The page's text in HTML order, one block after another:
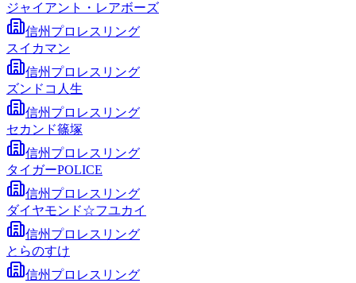
ジャイアント・レアボーズ
信州プロレスリング
スイカマン
信州プロレスリング
ズンドコ人生
信州プロレスリング
セカンド篠塚
信州プロレスリング
タイガーPOLICE
信州プロレスリング
ダイヤモンド☆フユカイ
信州プロレスリング
とらのすけ
信州プロレスリング